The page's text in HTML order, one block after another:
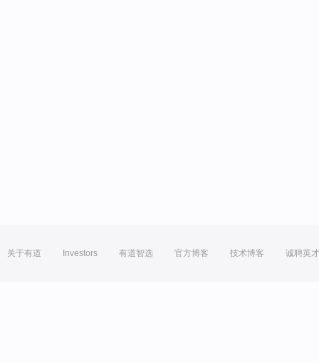
关于有道 Investors 有道智选 官方博客 技术博客 诚聘英才